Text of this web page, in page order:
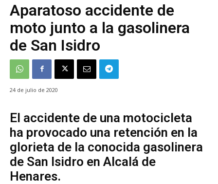
Aparatoso accidente de
moto junto a la gasolinera
de San Isidro
24 de julio de 2020
El accidente de una motocicleta
ha provocado una retención en la
glorieta de la conocida gasolinera
de San Isidro en Alcalá de
Henares.